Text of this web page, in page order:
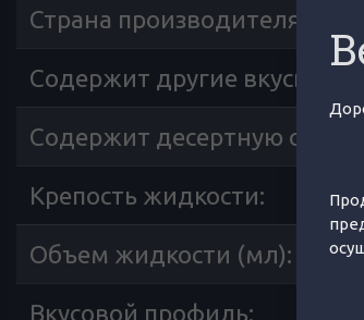
Страна производителя
Содержит другие вкусы
Содержит десертную
Крепость жидкости:
Объем жидкости (мл):
Вкусовой профиль: